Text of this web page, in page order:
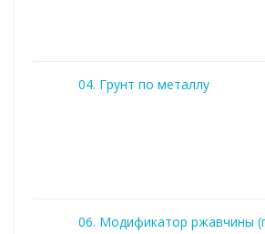
04. Грунт по металлу
06. Модификатор ржавчины